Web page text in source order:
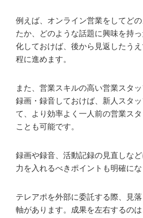
例えば、オンライン営業をしてど
たか、どのような話題に興味を持
化しておけば、後から見返したう
程に進めます。
また、営業スキルの高い営業スタ
録画・録音しておけば、新人スタ
て、より効率よく一人前の営業ス
ことも可能です。
録画や録音、活動記録の見直しな
力を入れるべきポイントも明確にな
テレアポを外部に委託する際、見
軸があります。成果を左右するの